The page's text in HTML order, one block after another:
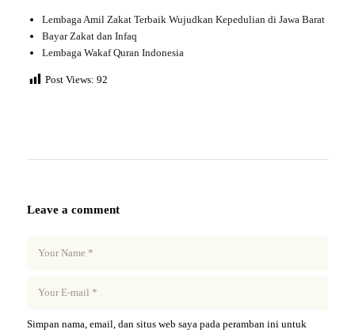
Lembaga Amil Zakat Terbaik Wujudkan Kepedulian di Jawa Barat
Bayar Zakat dan Infaq
Lembaga Wakaf Quran Indonesia
Post Views: 92
Leave a comment
Simpan nama, email, dan situs web saya pada peramban ini untuk